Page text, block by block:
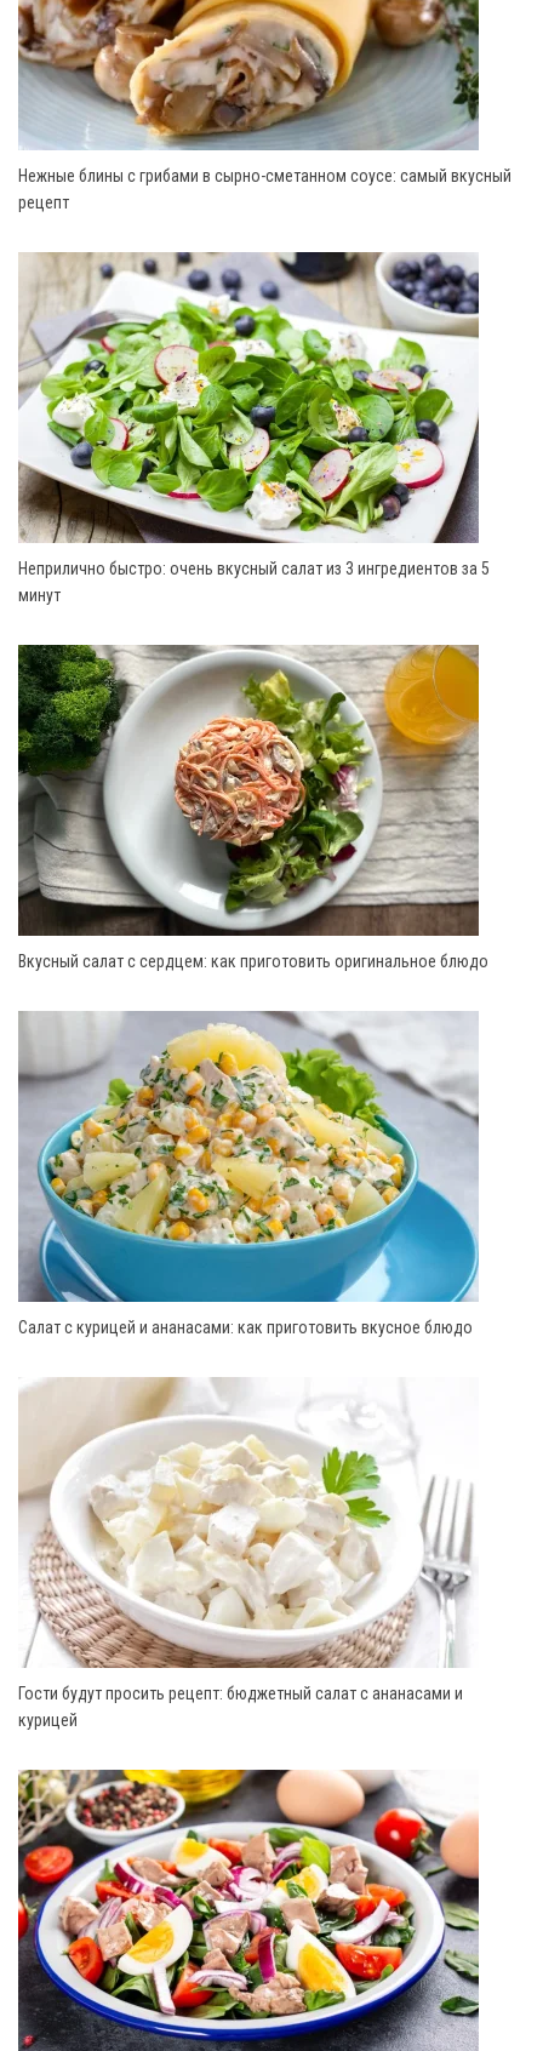
Нежные блины с грибами в сырно-сметанном соусе: самый вкусный
рецепт
Неприлично быстро: очень вкусный салат из 3 ингредиентов за 5
минут
Вкусный салат с сердцем: как приготовить оригинальное блюдо
Салат с курицей и ананасами: как приготовить вкусное блюдо
Гости будут просить рецепт: бюджетный салат с ананасами и
курицей